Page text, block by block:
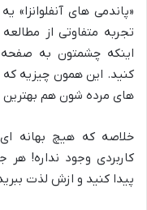
«پاندمی های آنفلوانزا»
تجربه متفاوتی از
اینکه چشمتون به صفحه
کنید. این همون چیزیه
های مرده شون هم بهترین
خلاصه که هیچ بهانه
کاربردی وجود نداره!
پیدا کنید و ازش لذت